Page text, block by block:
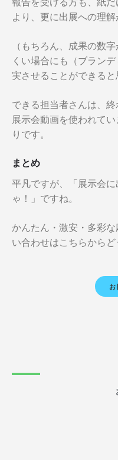
より、更に出展への理解
（もちろん、成果の数
くい場合にも（ブラン
実させることができると
できる担当者さんは、終
展示会動画を使われて
りです。
まとめ
平凡ですが、「展示会
ゃ！」ですね。
かんたん・激安・多彩
い合わせはこちらからど